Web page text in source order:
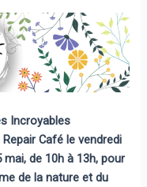
Incroyables
Café le vendredi
de 10h à 13h, pour
de la nature et du